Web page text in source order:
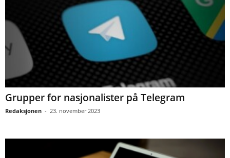
Grupper for nasjonalister på Telegram
Redaksjonen - 23. november 2023